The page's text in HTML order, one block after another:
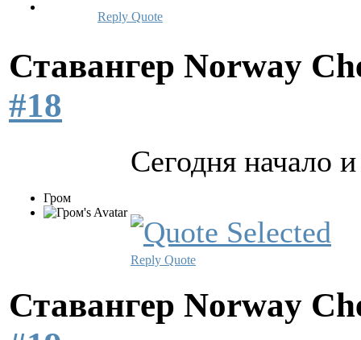
Reply Quote
Ставангер Norway
#18
Гром
Сегодня начало
Reply Quote
Ставангер Norway